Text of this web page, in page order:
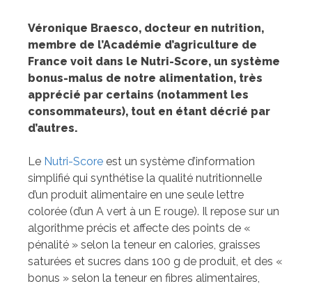
Véronique Braesco, docteur en nutrition,
membre de l’Académie d’agriculture de
France voit dans le Nutri-Score, un système
bonus-malus de notre alimentation, très
apprécié par certains (notamment les
consommateurs), tout en étant décrié par
d’autres.
Le Nutri-Score est un système d’information
simplifié qui synthétise la qualité nutritionnelle
d’un produit alimentaire en une seule lettre
colorée (d’un A vert à un E rouge). Il repose sur un
algorithme précis et affecte des points de «
pénalité » selon la teneur en calories, graisses
saturées et sucres dans 100 g de produit, et des «
bonus » selon la teneur en fibres alimentaires,